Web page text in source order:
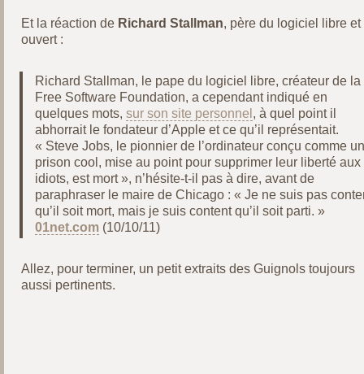
Et la réaction de Richard Stallman, père du logiciel libre et
ouvert :
Richard Stallman, le pape du logiciel libre, créateur de la
Free Software Foundation, a cependant indiqué en
quelques mots, sur son site personnel , à quel point il
abhorrait le fondateur d’Apple et ce qu’il représentait.
« Steve Jobs, le pionnier de l’ordinateur conçu comme
prison cool, mise au point pour supprimer leur liberté aux
idiots, est mort », n’hésite-t-il pas à dire, avant de
paraphraser le maire de Chicago : « Je ne suis pas
qu’il soit mort, mais je suis content qu’il soit parti. »
01net.com(10/10/11)
Allez, pour terminer, un petit extraits des Guignols toujours
aussi pertinents.